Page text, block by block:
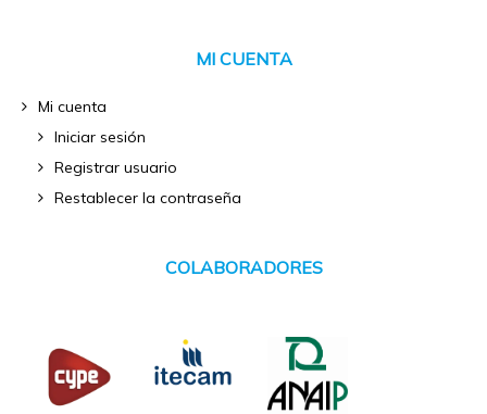
MI CUENTA
Mi cuenta
Iniciar sesión
Registrar usuario
Restablecer la contraseña
COLABORADORES